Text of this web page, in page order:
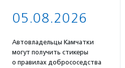
05.08.2026
Автовладельцы Камчатки
могут получить стикеры
о правилах добрососедства